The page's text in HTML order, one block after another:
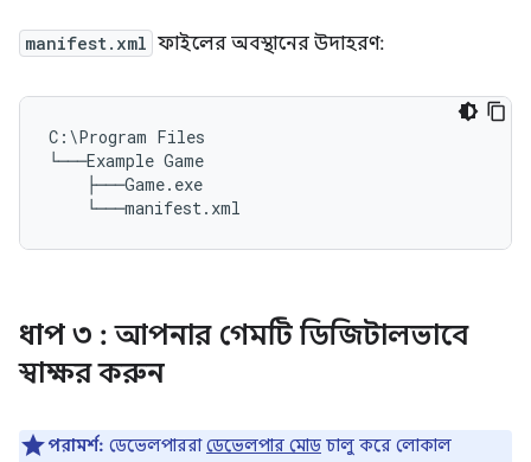
manifest.xml ফাইলের অবস্থানের উদাহরণ:
C:\Program Files
└───Example Game
    ├───Game.exe
ধাপ ৩ : আপনার গেমটি ডিজিটালভাবে
স্বাক্ষর করুন
পরামর্শ: ডেভেলপাররাডেভেলপার মোড চালু করে লোকাল